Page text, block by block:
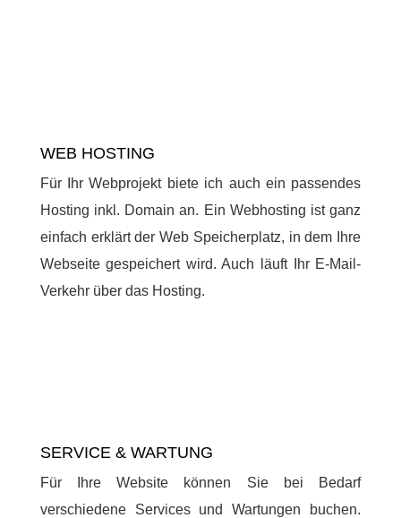
WEB HOSTING
Für Ihr Webprojekt biete ich auch ein passendes
Hosting inkl. Domain an. Ein Webhosting ist ganz
einfach erklärt der Web Speicherplatz, in dem Ihre
Webseite gespeichert wird. Auch läuft Ihr E-Mail-
Verkehr über das Hosting.
SERVICE & WARTUNG
Für Ihre Website können Sie bei Bedarf
verschiedene Services und Wartungen buchen.